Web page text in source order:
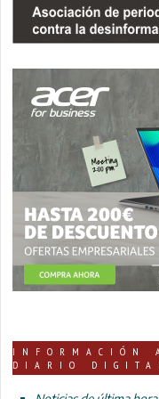
INFORMACIÓN
DIARIO